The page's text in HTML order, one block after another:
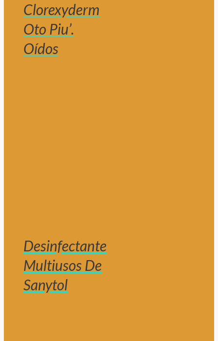
Clorexyderm
Oto Piu’.
Oídos
Desinfectante
Multiusos De
Sanytol